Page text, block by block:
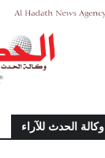
وكالة الحدث للآراء